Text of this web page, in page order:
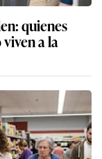
quienes
a la